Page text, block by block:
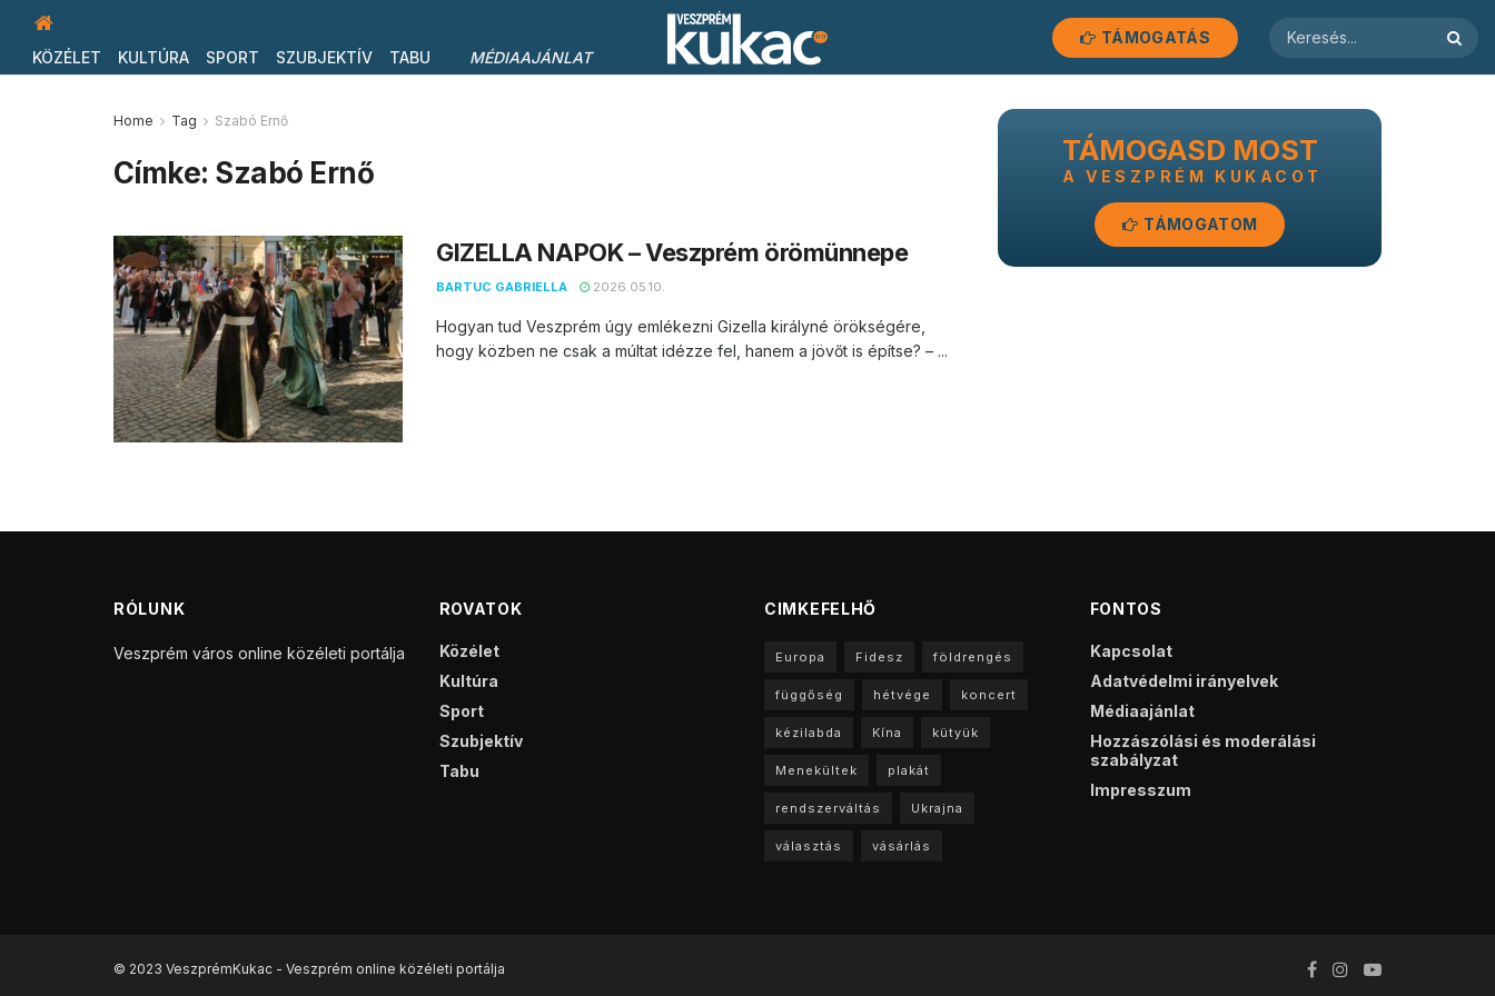
KÖZÉLET KULTÚRA SPORT SZUBJEKTÍV TABU MÉDIAAJÁNLAT
TÁMOGATÁS
Home Tag Szabó Ernő
Címke: Szabó Ernő
GIZELLA NAPOK – Veszprém örömünnepe
BARTUC GABRIELLA 2026.05.10.
Hogyan tud Veszprém úgy emlékezni Gizella királyné örökségére,
hogy közben ne csak a múltat idézze fel, hanem a jövőt is építse? – ...
TÁMOGASD MOST
A VESZPRÉM KUKACOT
TÁMOGATOM
RÓLUNK
Veszprém város online közéleti portálja
ROVATOK
Közélet
Kultúra
Sport
Szubjektív
Tabu
CIMKEFELHŐ
Europa Fidesz földrengés
függőség hétvége koncert
kézilabda Kína kütyük
Menekültek plakát
rendszerváltás Ukrajna
választás vásárlás
FONTOS
Kapcsolat
Adatvédelmi irányelvek
Médiaajánlat
Hozzászólási és moderálási
szabályzat
Impresszum
© 2023 VeszprémKukac - Veszprém online közéleti portálja